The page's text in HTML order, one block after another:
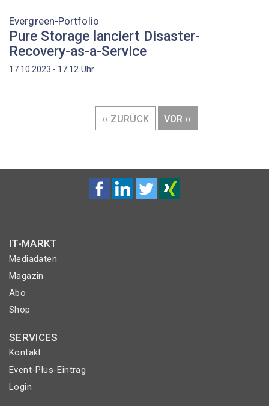
Evergreen-Portfolio
Pure Storage lanciert Disaster-
Recovery-as-a-Service
17.10.2023 - 17:12 Uhr
VORHERIGE
SEITE
‹‹ ZURÜCK
NÄCHSTE
SEITE
VOR ››
IT-MARKT
Mediadaten
Magazin
Abo
Shop
SERVICES
Kontakt
Event-Plus-Eintrag
Login